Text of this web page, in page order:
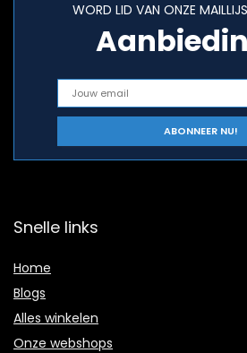
WORD LID VAN ONZE
Snelle links
Home
Blogs
Alles winkelen
Onze webshops